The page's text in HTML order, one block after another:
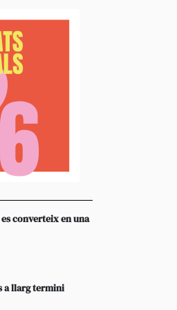
converteix en una
a llarg termini